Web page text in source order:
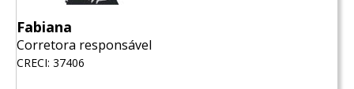
Fabiana
Corretora responsável
CRECI: 37406